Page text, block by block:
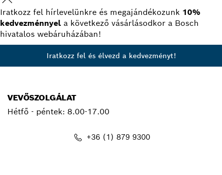
Iratkozz fel hírlevelünkre és megajándékozunk 10%
kedvezménnyel a következő vásárlásodkor a Bosch
hivatalos webáruházában!
Iratkozz fel és élvezd a kedvezményt!
VEVŐSZOLGÁLAT
Hétfő - péntek: 8.00-17.00
+36 (1) 879 9300